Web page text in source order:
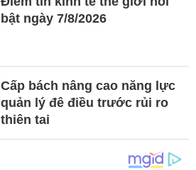
bật ngày 7/8/2026
Cấp bách nâng cao năng lực
quản lý đê điều trước rủi ro
thiên tai